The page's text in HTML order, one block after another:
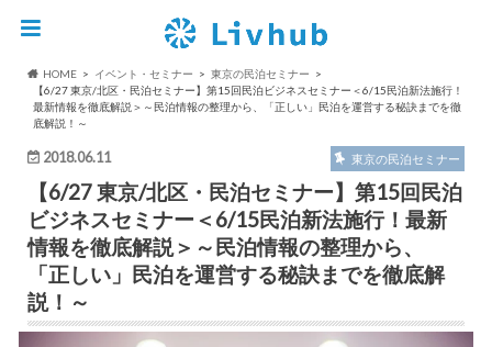
HOME イベント・セミナー
東京の民泊セミナー
【6/27 東京/北区・民泊セミナー】第15回民泊ビジネスセミナー＜6/15民泊新法施行！
最新情報を徹底解説＞～民泊情報の整理から、「正しい」民泊を運営する秘訣までを徹
底解説！～
2018.06.11 東京の民泊セミナー
【6/27 東京/北区・民泊セミナー】第15回民泊
ビジネスセミナー＜6/15民泊新法施行！最新
情報を徹底解説＞～民泊情報の整理から、
「正しい」民泊を運営する秘訣までを徹底解
説！～